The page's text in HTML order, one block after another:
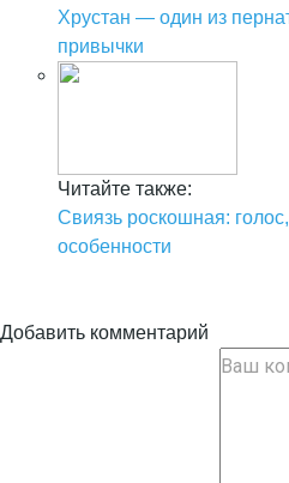
Хрустан — один из
привычки
Читайте также:
Свиязь роскошная:
особенности
Добавить комментарий